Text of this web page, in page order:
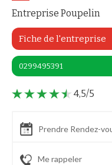
Entreprise Poupelin
Fiche de l'entreprise
0299495391
4,5/5
Prendre Rendez-
Me rappeler